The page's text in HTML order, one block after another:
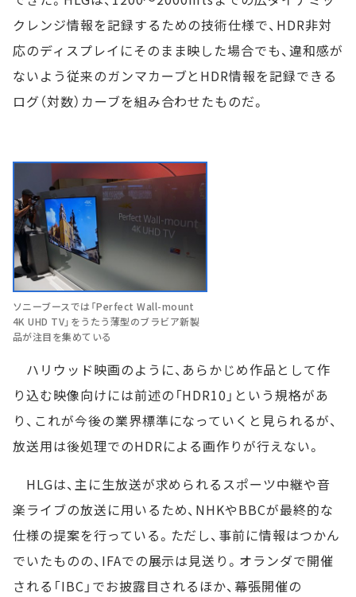
クレンジ情報を記録するための技術仕様で、HDR非対
応のディスプレイにそのまま映した場合でも、違和感が
ないよう従来のガンマカーブとHDR情報を記録できる
ログ（対数）カーブを組み合わせたものだ。
ソニーブースでは「Perfect Wall-mount
4K UHD TV」をうたう薄型のブラビア新製
品が注目を集めている
ハリウッド映画のように、あらかじめ作品として作
り込む映像向けには前述の「HDR10」という規格があ
り、これが今後の業界標準になっていくと見られるが、
放送用は後処理でのHDRによる画作りが行えない。
HLGは、主に生放送が求められるスポーツ中継や音
楽ライブの放送に用いるため、NHKやBBCが最終的な
仕様の提案を行っている。ただし、事前に情報はつかん
でいたものの、IFAでの展示は見送り。オランダで開催
される「IBC」でお披露目されるほか、幕張開催の